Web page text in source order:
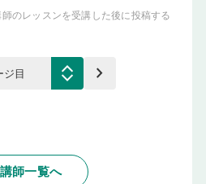
のレッスンを受講した後に投稿する
keyboard_arrow_right
講師一覧へ